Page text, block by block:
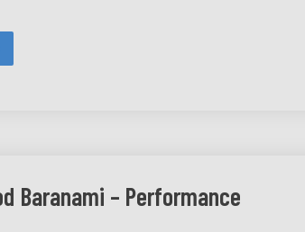
Baranami – Performance